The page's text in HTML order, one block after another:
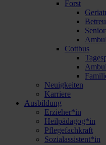
Forst
Cottbus
Neuigkeiten
Karriere
Ausbildung
Erzieher*in
Heilpädagog*in
Pflegefachkraft
Sozialassistent*in